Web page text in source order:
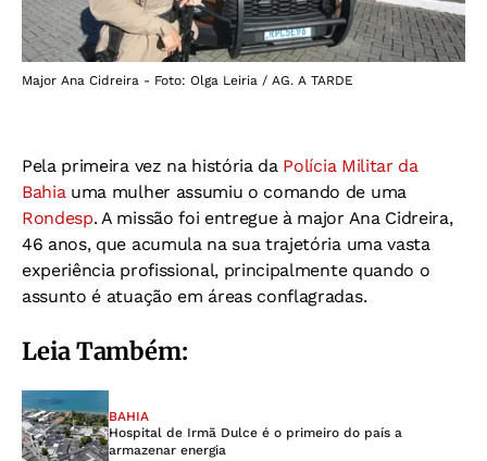
Major Ana Cidreira - Foto: Olga Leiria / AG. A TARDE
Pela primeira vez na história da Polícia Militar da
Bahiauma mulher assumiu o comando de uma
Rondesp. A missão foi entregue à major Ana Cidreira,
46 anos, que acumula na sua trajetória uma vasta
experiência profissional, principalmente quando o
assunto é atuação em áreas conflagradas.
Leia Também:
BAHIA
Hospital de Irmã Dulce é o primeiro do país a
armazenar energia